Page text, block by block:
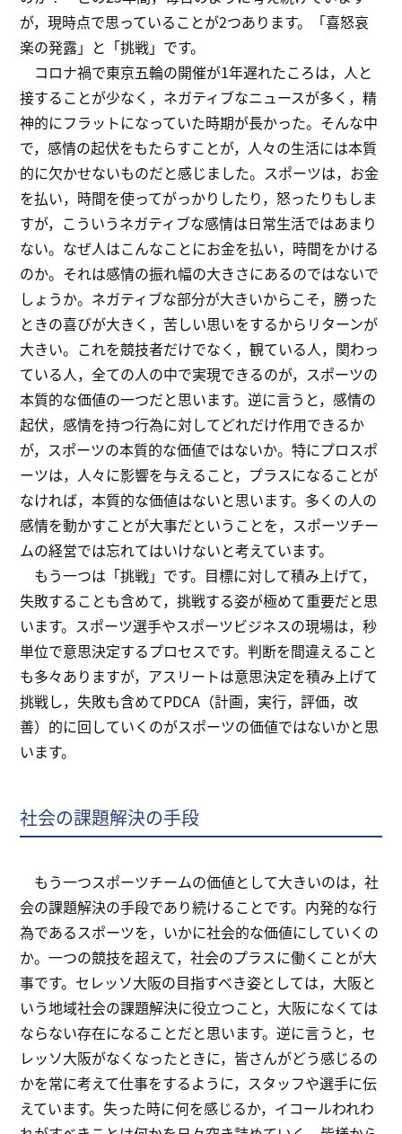
が，現時点で思っていることが2つあります。「喜怒哀
楽の発露」と「挑戦」です。
コロナ禍で東京五輪の開催が1年遅れたころは，人と
接することが少なく，ネガティブなニュースが多く，精
神的にフラットになっていた時期が長かった。そんな中
で，感情の起伏をもたらすことが，人々の生活には本質
的に欠かせないものだと感じました。スポーツは，お金
を払い，時間を使ってがっかりしたり，怒ったりもしま
すが，こういうネガティブな感情は日常生活ではあまり
ない。なぜ人はこんなことにお金を払い，時間をかける
のか。それは感情の振れ幅の大きさにあるのではないで
しょうか。ネガティブな部分が大きいからこそ，勝った
ときの喜びが大きく，苦しい思いをするからリターンが
大きい。これを競技者だけでなく，観ている人，関わっ
ている人，全ての人の中で実現できるのが，スポーツの
本質的な価値の一つだと思います。逆に言うと，感情の
起伏，感情を持つ行為に対してどれだけ作用できるか
が，スポーツの本質的な価値ではないか。特にプロスポ
ーツは，人々に影響を与えること，プラスになることが
なければ，本質的な価値はないと思います。多くの人の
感情を動かすことが大事だということを，スポーツチー
ムの経営では忘れてはいけないと考えています。
もう一つは「挑戦」です。目標に対して積み上げて，
失敗することも含めて，挑戦する姿が極めて重要だと思
います。スポーツ選手やスポーツビジネスの現場は，秒
単位で意思決定するプロセスです。判断を間違えること
も多々ありますが，アスリートは意思決定を積み上げて
挑戦し，失敗も含めてPDCA（計画，実行，評価，改
善）的に回していくのがスポーツの価値ではないかと思
います。
社会の課題解決の手段
もう一つスポーツチームの価値として大きいのは，社
会の課題解決の手段であり続けることです。内発的な行
為であるスポーツを，いかに社会的な価値にしていくの
か。一つの競技を超えて，社会のプラスに働くことが大
事です。セレッソ大阪の目指すべき姿としては，大阪と
いう地域社会の課題解決に役立つこと，大阪になくては
ならない存在になることだと思います。逆に言うと，セ
レッソ大阪がなくなったときに，皆さんがどう感じるの
かを常に考えて仕事をするように，スタッフや選手に伝
えています。失った時に何を感じるか，イコールわれわ